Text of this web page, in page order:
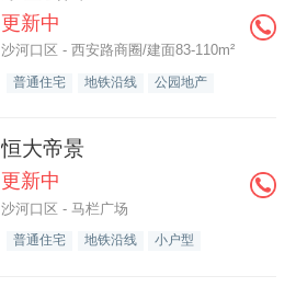
更新中
沙河口区 - 西安路商圈/建面83-110m²
普通住宅 地铁沿线 公园地产
恒大帝景
更新中
沙河口区 - 马栏广场
普通住宅 地铁沿线 小户型